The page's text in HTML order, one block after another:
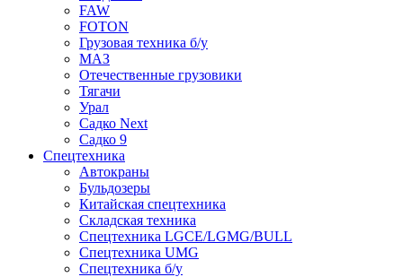
FAW
FOTON
Грузовая техника б/у
МАЗ
Отечественные грузовики
Тягачи
Урал
Садко Next
Садко 9
Спецтехника
Автокраны
Бульдозеры
Китайская спецтехника
Складская техника
Спецтехника LGCE/LGMG/BULL
Спецтехника UMG
Спецтехника б/у